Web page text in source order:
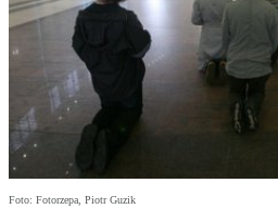
Foto: Fotorzepa, Piotr Guzik